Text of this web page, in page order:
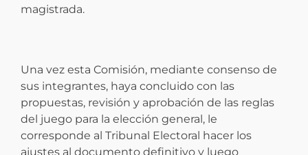
magistrada.
Una vez esta Comisión, mediante consenso de
sus integrantes, haya concluido con las
propuestas, revisión y aprobación de las reglas
del juego para la elección general, le
corresponde al Tribunal Electoral hacer los
ajustes al documento definitivo y luego